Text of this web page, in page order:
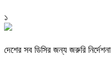
১
দেশের সব ডিসির জন্য জরুরি নির্দেশনা